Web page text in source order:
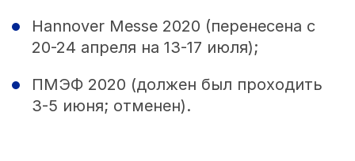
Hannover Messe 2020 (перенесена с
20-24 апреля на 13-17 июля);
ПМЭФ 2020 (должен был проходить
3-5 июня; отменен).